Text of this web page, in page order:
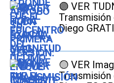
🟣 VER
Diego
🟡 VER
Transmisión